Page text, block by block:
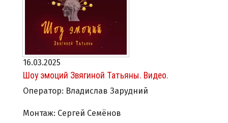
16.03.2025
Шоу эмоций Звягиной Татьяны. Видео.
Оператор: Владислав Зарудний
Монтаж: Сергей Семёнов